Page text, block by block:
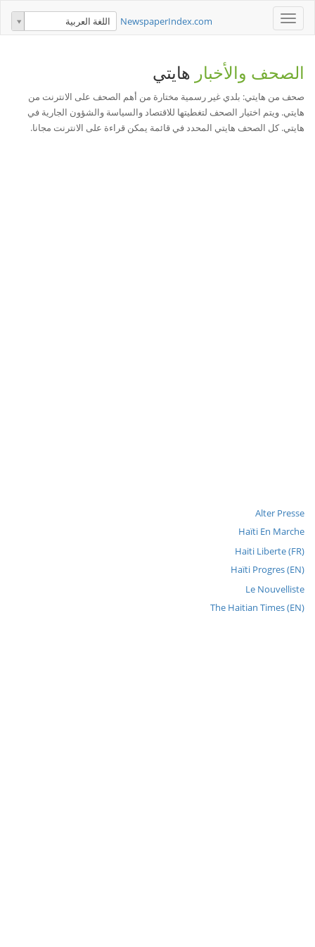
Toggle
navigation
NewspaperIndex.com اللغة العربية
الصحف والأخبار هايتي
صحف من هايتي: بلدي غير رسمية مختارة من أهم الصحف على الانترنت من
هايتي. ويتم اختيار الصحف لتغطيتها للاقتصاد والسياسة والشؤون الجارية في
هايتي. كل الصحف هايتي المحدد في قائمة يمكن قراءة على الانترنت مجانا.
Alter Presse
Haïti En Marche
Haiti Liberte (FR)
Haïti Progres (EN)
Le Nouvelliste
The Haitian Times (EN)